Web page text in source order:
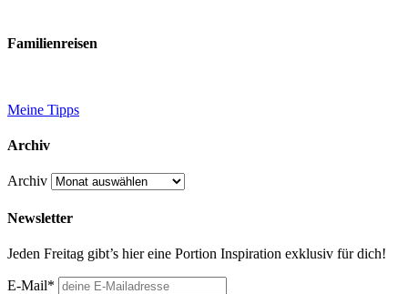
Familienreisen
Meine Tipps
Archiv
Archiv
Newsletter
Jeden Freitag gibt’s hier eine Portion Inspiration exklusiv für dich!
E-Mail*